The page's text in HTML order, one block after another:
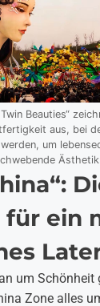
Beauties“
aus, bei
um
Ästhetik
ein
um Schönheit
Zone alles